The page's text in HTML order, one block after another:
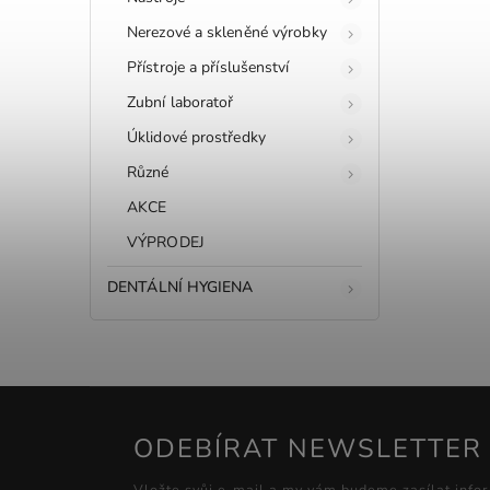
Nerezové a skleněné výrobky
Přístroje a příslušenství
Zubní laboratoř
Úklidové prostředky
Různé
AKCE
VÝPRODEJ
DENTÁLNÍ HYGIENA
ODEBÍRAT NEWSLETTER